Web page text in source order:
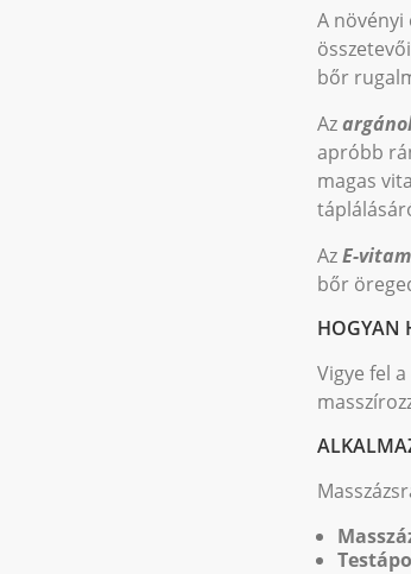
A
bőr
Az
apróbb
magas
AzE-
bőr
HOGYAN
Vigye fel